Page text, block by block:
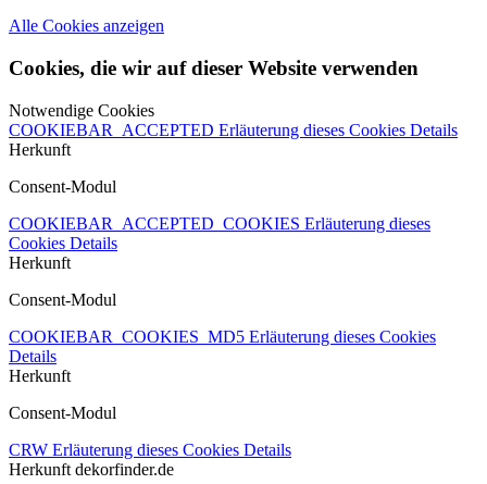
Alle Cookies anzeigen
Cookies, die wir auf dieser Website verwenden
Notwendige Cookies
COOKIEBAR_ACCEPTED Erläuterung dieses Cookies Details
Herkunft
Consent-Modul
COOKIEBAR_ACCEPTED_COOKIES Erläuterung dieses
Cookies Details
Herkunft
Consent-Modul
COOKIEBAR_COOKIES_MD5 Erläuterung dieses Cookies
Details
Herkunft
Consent-Modul
CRW Erläuterung dieses Cookies Details
Herkunft dekorfinder.de